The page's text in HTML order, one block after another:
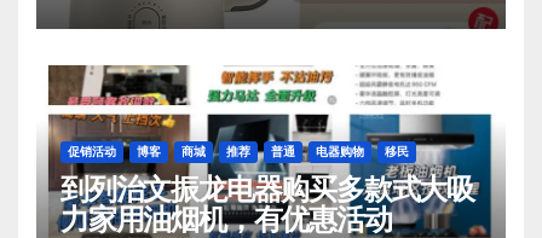
促销活动 博客 商城 推荐 普通 电器购物 移民
到列治文振龙电器购买多款式大吸
力家用油烟机，有优惠活动